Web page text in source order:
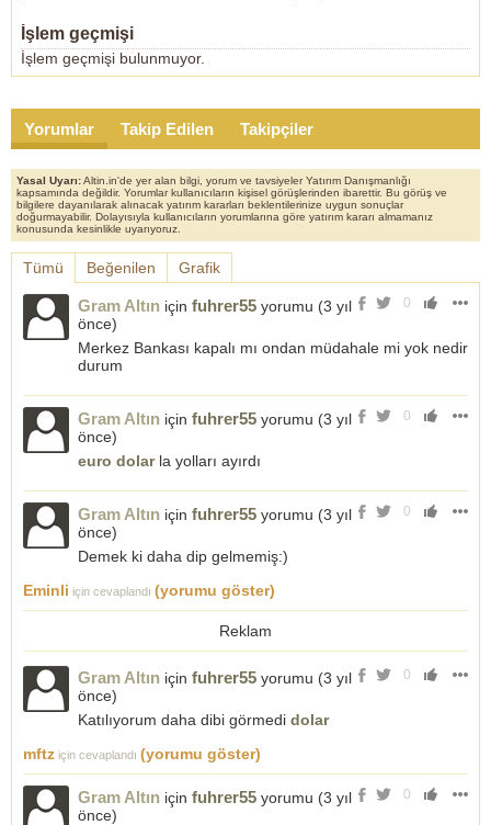
İşlem geçmişi
İşlem geçmişi bulunmuyor.
Yorumlar Takip Edilen Takipçiler
Yasal Uyarı:Altin.in'de yer alan bilgi, yorum ve tavsiyeler Yatırım Danışmanlığı
kapsamında değildir. Yorumlar kullanıcıların kişisel görüşlerinden ibarettir. Bu görüş ve
bilgilere dayanılarak alınacak yatırım kararları beklentilerinize uygun sonuçlar
doğurmayabilir. Dolayısıyla kullanıcıların yorumlarına göre yatırım kararı almamanız
konusunda kesinlikle uyarıyoruz.
Tümü Beğenilen Grafik
0
Gram Altın için fuhrer55 yorumu (3 yıl
önce)
Merkez Bankası kapalı mı ondan müdahale mi yok nedir
durum
0
Gram Altın için fuhrer55 yorumu (3 yıl
önce)
euro dolarla yolları ayırdı
0
Gram Altın için fuhrer55 yorumu (3 yıl
önce)
Demek ki daha dip gelmemiş:)
Eminli için cevaplandı (yorumu göster)
Reklam
0
Gram Altın için fuhrer55 yorumu (3 yıl
önce)
Katılıyorum daha dibi görmedi dolar
mftz için cevaplandı (yorumu göster)
0
Gram Altın için fuhrer55 yorumu (3 yıl
önce)